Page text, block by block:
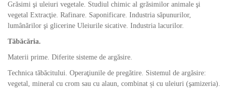
Grăsimi şi uleiuri vegetale. Studiul chimic al grăsimilor animale şi
vegetal Extracţie. Rafinare. Saponificare. Industria săpunurilor,
lumânărilor şi glicerine Uleiurile sicative. Industria lacurilor.
Tăbăcăria.
Materii prime. Diferite sisteme de argăsire.
Technica tăbăcitului. Operaţiunile de pregătire. Sistemul de argăsire:
vegetal, mineral cu crom sau cu alaun, combinat și cu uleiuri (şamizeria).